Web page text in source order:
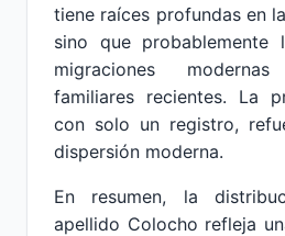
tiene raíces profundas en
sino que
migraciones
familiares recientes. La
con solo un registro,
dispersión moderna.
En resumen, la
apellido Colocho refleja